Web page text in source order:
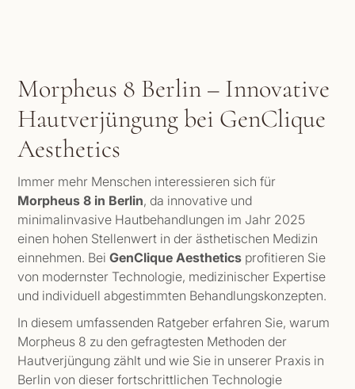
Morpheus 8 Berlin – Innovative
Hautverjüngung bei GenClique
Aesthetics
Immer mehr Menschen interessieren sich für
Morpheus 8 in Berlin, da innovative und
minimalinvasive Hautbehandlungen im Jahr 2025
einen hohen Stellenwert in der ästhetischen Medizin
einnehmen. BeiGenClique Aesthetics profitieren Sie
von modernster Technologie, medizinischer Expertise
und individuell abgestimmten Behandlungskonzepten.
In diesem umfassenden Ratgeber erfahren Sie, warum
Morpheus 8 zu den gefragtesten Methoden der
Hautverjüngung zählt und wie Sie in unserer Praxis in
Berlin von dieser fortschrittlichen Technologie